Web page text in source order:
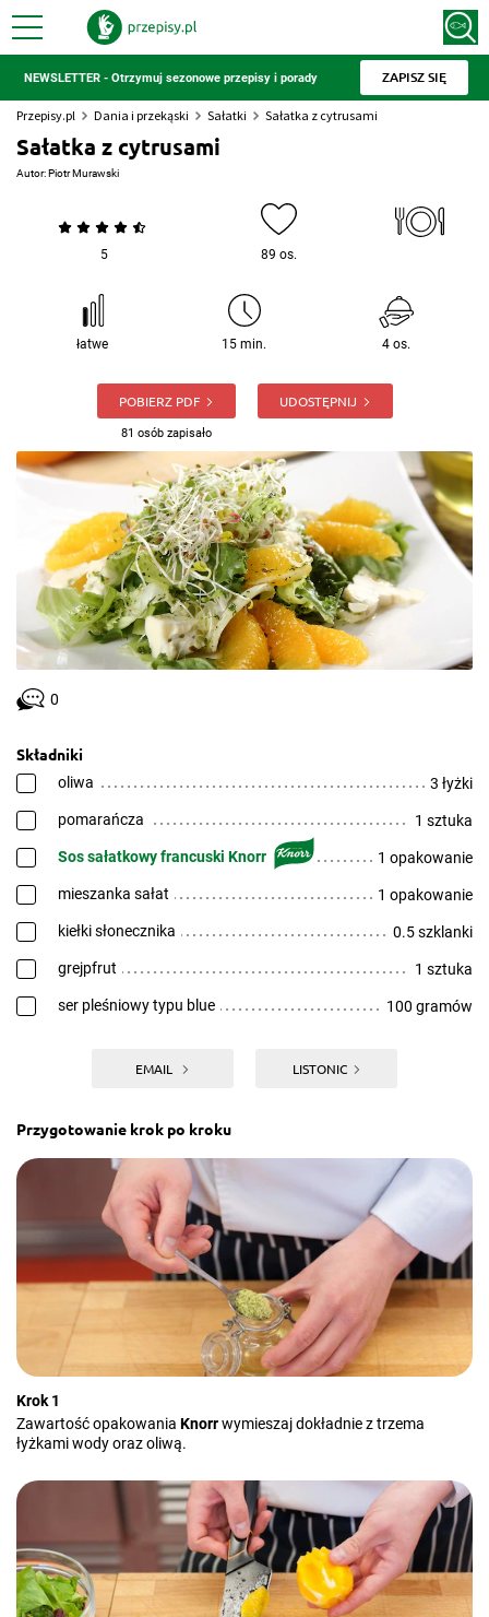
NEWSLETTER - Otrzymuj sezonowe przepisy i porady ZAPISZ SIĘ
Przepisy.pl Dania i przekąski Sałatki Sałatka z cytrusami
Sałatka z cytrusami
Autor:Piotr Murawski
5 89 os.
łatwe 15 min. 4 os.
POBIERZ PDF
81 osób zapisało
UDOSTĘPNIJ
0
Składniki
oliwa 3 łyżki
pomarańcza 1 sztuka
Sos sałatkowy francuski Knorr 1 opakowanie
mieszanka sałat 1 opakowanie
kiełki słonecznika 0.5 szklanki
grejpfrut 1 sztuka
ser pleśniowy typu blue 100 gramów
EMAIL LISTONIC
Przygotowanie krok po kroku
Krok 1
Zawartość opakowania Knorrwymieszaj dokładnie z trzema
łyżkami wody oraz oliwą.